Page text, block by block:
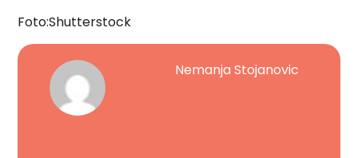
Foto:Shutterstock
Nemanja Stojanovic